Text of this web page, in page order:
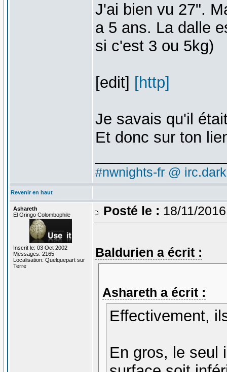
J'ai bien vu 27".
a 5 ans. La dalle
si c'est 3 ou 5kg)
[edit] [http]
Je savais qu'il
Et donc sur ton
#nwnights-fr @
Revenir en haut
Ashareth
El Gringo Colombophile
Inscrit le: 03 Oct 2002
Messages: 2165
Localisation: Quelquepart sur
Terre
Posté le : 18/11/
Baldurien a écrit :
Ashareth a écrit :
Effectivement,
En gros, le seul